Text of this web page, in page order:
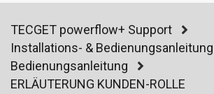
TECGET powerflow+ Support
Installations- & Bedienungsanleitung
Bedienungsanleitung
ERLÄUTERUNG KUNDEN-ROLLE